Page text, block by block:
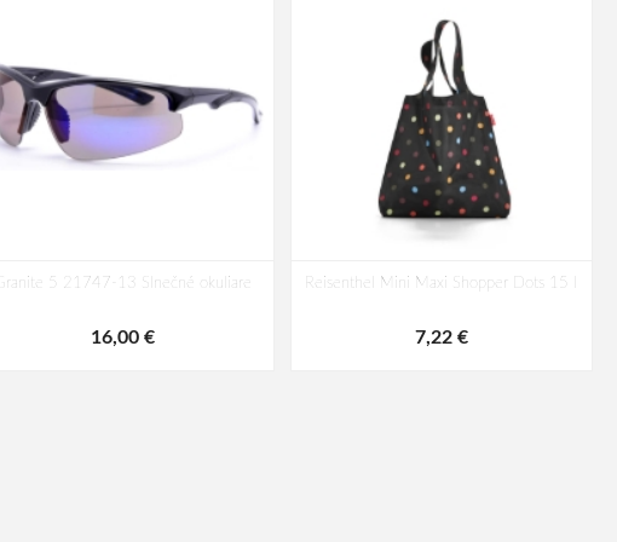
Granite 5 21747-13 Slnečné okuliare
16,00 €
Reisenthel Mini Maxi Shopper Dots 15 l
7,22 €